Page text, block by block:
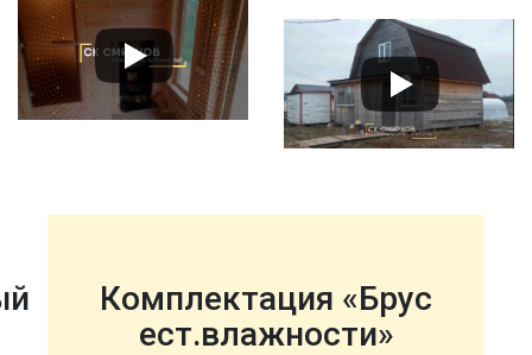
Комплектация «Брус
ест.влажности»